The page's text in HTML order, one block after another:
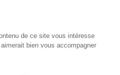
de ce site vous intéresse
bien vous accompagner